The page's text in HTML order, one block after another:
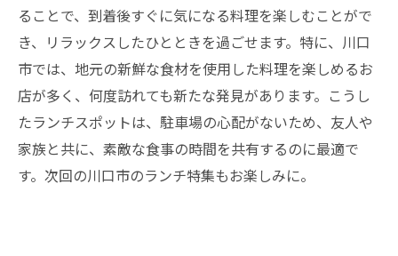
ることで、到着後すぐに気になる料理を楽しむことがで
き、リラックスしたひとときを過ごせます。特に、川口
市では、地元の新鮮な食材を使用した料理を楽しめるお
店が多く、何度訪れても新たな発見があります。こうし
たランチスポットは、駐車場の心配がないため、友人や
家族と共に、素敵な食事の時間を共有するのに最適で
す。次回の川口市のランチ特集もお楽しみに。